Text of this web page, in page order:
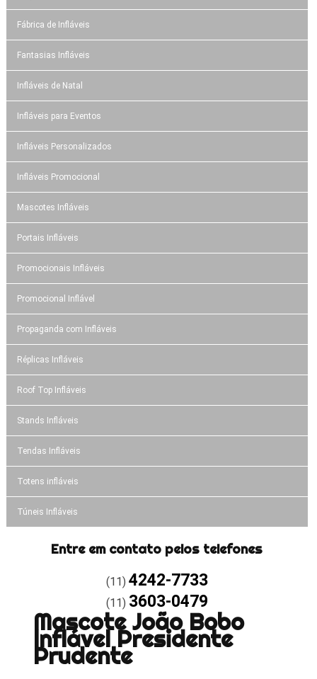
Fábrica de Infláveis
Fantasias Infláveis
Infláveis de Natal
Infláveis para Eventos
Infláveis Personalizados
Infláveis Promocional
Mascotes Infláveis
Portais Infláveis
Promocionais Infláveis
Promocional Inflável
Propaganda com Infláveis
Réplicas Infláveis
Roof Top Infláveis
Stands Infláveis
Tendas Infláveis
Totens infláveis
Túneis Infláveis
Entre em contato pelos telefones
(11) 4242-7733
(11) 3603-0479
Mascote João Bobo
Inflável Presidente
Prudente